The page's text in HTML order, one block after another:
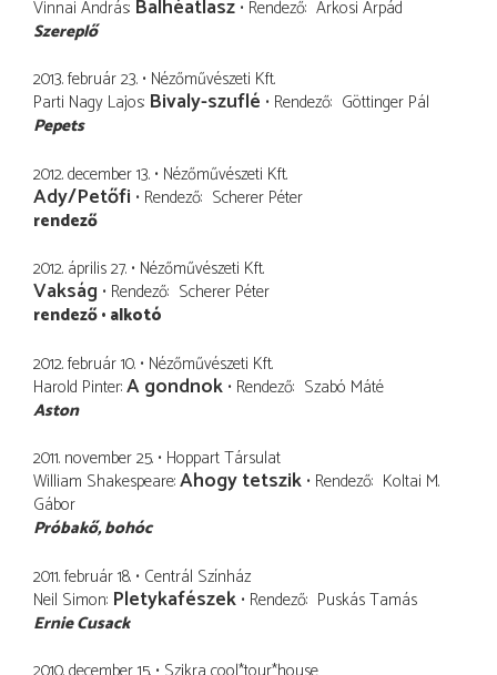
Vinnai András Balhéatlasz Rendező Árkosi Árpád
Szereplő
2013. február 23. Nézőművészeti Kft.
Parti Nagy Lajos Bivaly-szuflé Rendező Göttinger Pál
Pepets
2012. december 13. Nézőművészeti Kft.
Ady/Petőfi Rendező Scherer Péter
rendező
2012. április 27. Nézőművészeti Kft.
Vakság Rendező Scherer Péter
rendező alkotó
2012. február 10. Nézőművészeti Kft.
Harold Pinter A gondnok Rendező Szabó Máté
Aston
2011. november 25. Hoppart Társulat
William Shakespeare Ahogy tetszik Rendező Koltai M.
Gábor
Próbakő bohóc
2011. február 18. Centrál Színház
Neil Simon Pletykafészek Rendező Puskás Tamás
Ernie Cusack